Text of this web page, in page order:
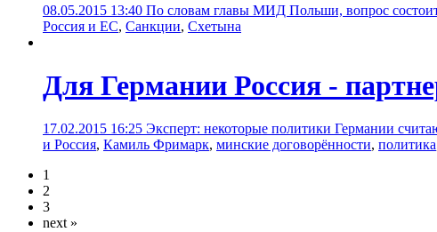
08.05.2015 13:40 По словам главы МИД Польши, вопрос состоит
Россия и ЕС, Санкции, Схетына
Для Германии Россия -
17.02.2015 16:25 Эксперт: некоторые политики Германии
и Россия, Камиль Фримарк, минские договорённости, политика
1
2
3
next »